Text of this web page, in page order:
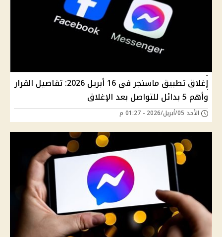
إغلاق تطبيق ماسنجر في 16 أبريل 2026: تفاصيل القرار
وأهم 5 بدائل للتواصل بعد الإغلاق
الأحد 05/أبريل/2026 - 01:27 م